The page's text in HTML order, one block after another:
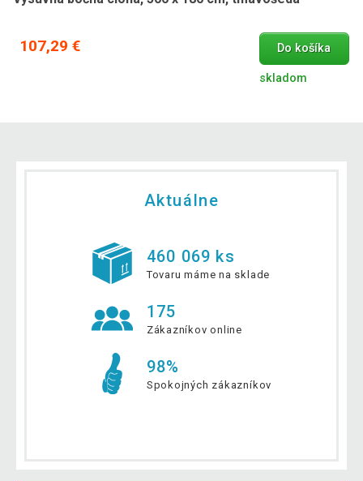
107,29 € Do košíka
skladom
Aktuálne
460 069 ks
Tovaru máme na sklade
175
Zákazníkov online
98%
Spokojných zákazníkov